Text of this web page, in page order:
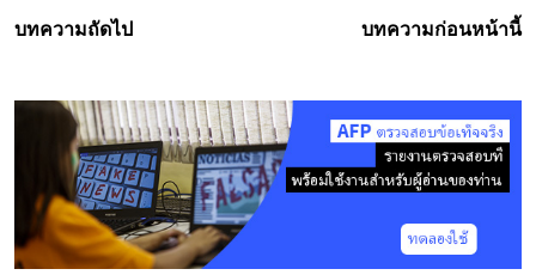
บทความถัดไป บทความก่อนหน้านี้